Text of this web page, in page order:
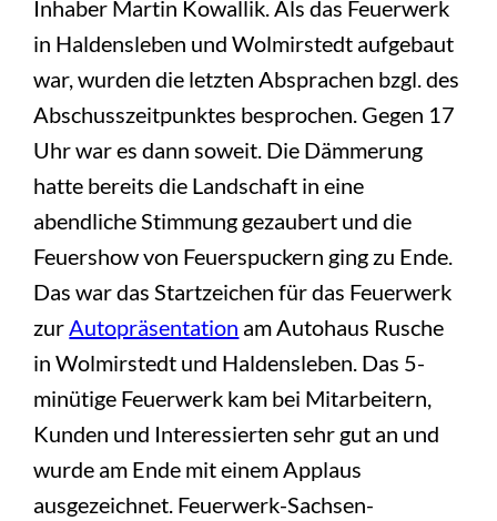
Inhaber Martin Kowallik. Als das Feuerwerk
in Haldensleben und Wolmirstedt aufgebaut
war, wurden die letzten Absprachen bzgl. des
Abschusszeitpunktes besprochen. Gegen 17
Uhr war es dann soweit. Die Dämmerung
hatte bereits die Landschaft in eine
abendliche Stimmung gezaubert und die
Feuershow von Feuerspuckern ging zu Ende.
Das war das Startzeichen für das Feuerwerk
zurAutopräsentation am Autohaus Rusche
in Wolmirstedt und Haldensleben. Das 5-
minütige Feuerwerk kam bei Mitarbeitern,
Kunden und Interessierten sehr gut an und
wurde am Ende mit einem Applaus
ausgezeichnet. Feuerwerk-Sachsen-